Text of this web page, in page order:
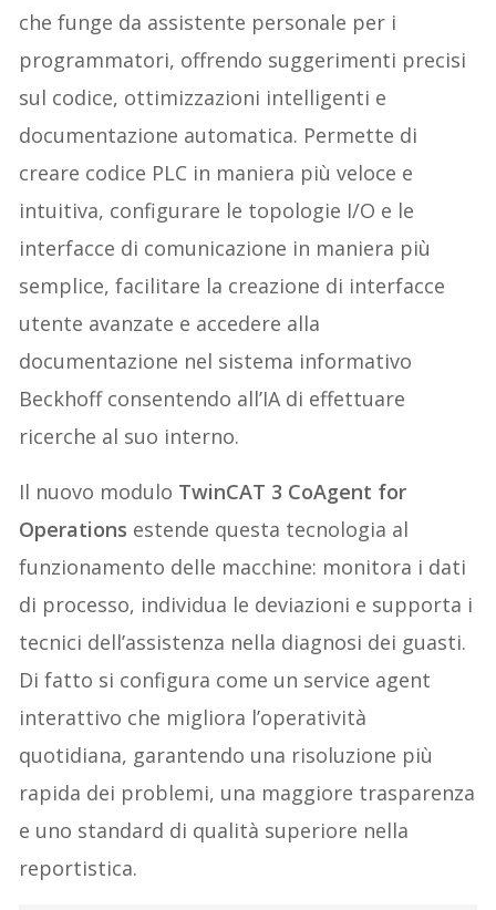
che funge da assistente personale per i
programmatori, offrendo suggerimenti precisi
sul codice, ottimizzazioni intelligenti e
documentazione automatica. Permette di
creare codice PLC in maniera più veloce e
intuitiva, configurare le topologie I/O e le
interfacce di comunicazione in maniera più
semplice, facilitare la creazione di interfacce
utente avanzate e accedere alla
documentazione nel sistema informativo
Beckhoff consentendo all’IA di effettuare
ricerche al suo interno.
Il nuovo modulo TwinCAT 3 CoAgent for
Operations estende questa tecnologia al
funzionamento delle macchine: monitora i dati
di processo, individua le deviazioni e supporta i
tecnici dell’assistenza nella diagnosi dei guasti.
Di fatto si configura come un service agent
interattivo che migliora l’operatività
quotidiana, garantendo una risoluzione più
rapida dei problemi, una maggiore trasparenza
e uno standard di qualità superiore nella
reportistica.